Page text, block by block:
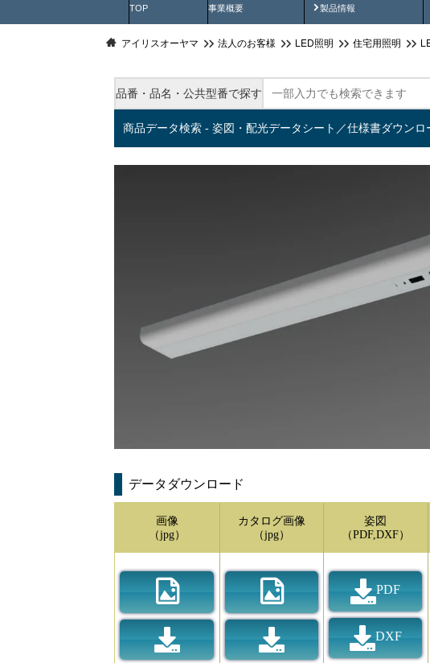
TOP 事業概要 製品情報
製品動画
アイリスオーヤマ 法人のお客様 LED照明 住宅用照明
品番・品名・公共型番で探す
商品データ検索 - 姿図・配光データシート／仕様書ダウンロ
データダウンロード
画像
（jpg）
カタログ画像
（jpg）
姿図
（PDF,DXF）
PDF
DXF